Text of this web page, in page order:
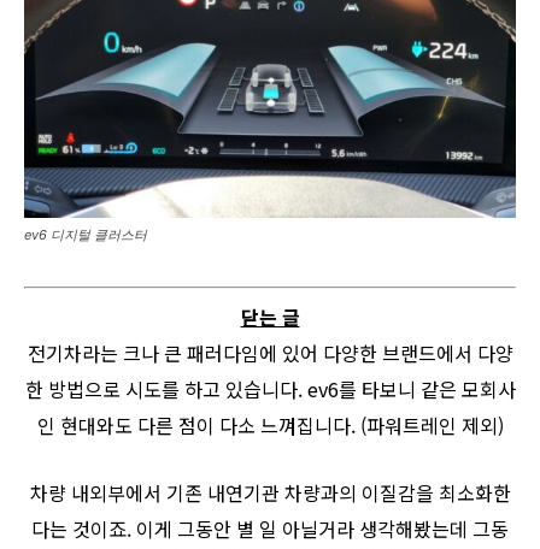
ev6 디지털 클러스터
닫는 글
전기차라는 크나 큰 패러다임에 있어 다양한 브랜드에서 다양
한 방법으로 시도를 하고 있습니다. ev6를 타보니 같은 모회사
인 현대와도 다른 점이 다소 느껴집니다. (파워트레인 제외)
차량 내외부에서 기존 내연기관 차량과의 이질감을 최소화한
다는 것이죠. 이게 그동안 별 일 아닐거라 생각해봤는데 그동